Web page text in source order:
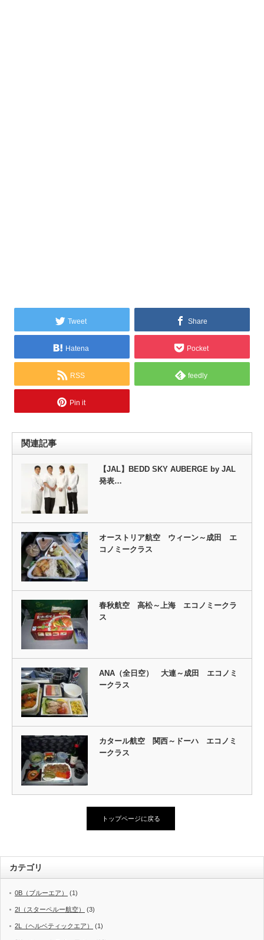
Tweet Share
Hatena Pocket
RSS feedly
Pin it
関連記事
【JAL】BEDD SKY AUBERGE by JAL
発表…
オーストリア航空 ウィーン～成田 エ
コノミークラス
春秋航空 高松～上海 エコノミークラ
ス
ANA（全日空） 大連～成田 エコノミ
ークラス
カタール航空 関西～ドーハ エコノミ
ークラス
トップページに戻る
カテゴリ
0B（ブルーエア） (1)
2I（スターペルー航空） (3)
2L（ヘルベティックエア） (1)